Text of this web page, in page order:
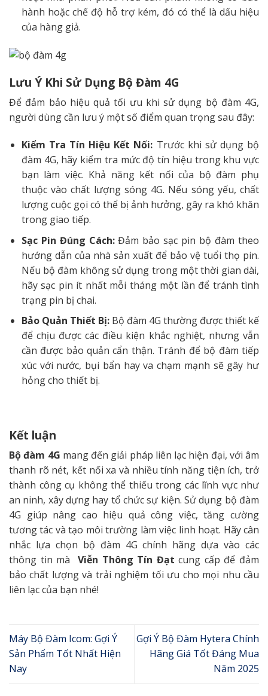
hành hoặc chế độ hỗ trợ kém, đó có thể là dấu hiệu
của hàng giả.
Lưu Ý Khi Sử Dụng Bộ Đàm 4G
Để đảm bảo hiệu quả tối ưu khi sử dụng bộ đàm 4G,
người dùng cần lưu ý một số điểm quan trọng sau đây:
Kiểm Tra Tín Hiệu Kết Nối: Trước khi sử dụng bộ
đàm 4G, hãy kiểm tra mức độ tín hiệu trong khu vực
bạn làm việc. Khả năng kết nối của bộ đàm phụ
thuộc vào chất lượng sóng 4G. Nếu sóng yếu, chất
lượng cuộc gọi có thể bị ảnh hưởng, gây ra khó khăn
trong giao tiếp.
Sạc Pin Đúng Cách:Đảm bảo sạc pin bộ đàm theo
hướng dẫn của nhà sản xuất để bảo vệ tuổi thọ pin.
Nếu bộ đàm không sử dụng trong một thời gian dài,
hãy sạc pin ít nhất mỗi tháng một lần để tránh tình
trạng pin bị chai.
Bảo Quản Thiết Bị:Bộ đàm 4G thường được thiết kế
để chịu được các điều kiện khắc nghiệt, nhưng vẫn
cần được bảo quản cẩn thận. Tránh để bộ đàm tiếp
xúc với nước, bụi bẩn hay va chạm mạnh sẽ gây hư
hỏng cho thiết bị.
Kết luận
Bộ đàm 4G mang đến giải pháp liên lạc hiện đại, với âm
thanh rõ nét, kết nối xa và nhiều tính năng tiện ích, trở
thành công cụ không thể thiếu trong các lĩnh vực như
an ninh, xây dựng hay tổ chức sự kiện. Sử dụng bộ đàm
4G giúp nâng cao hiệu quả công việc, tăng cường
tương tác và tạo môi trường làm việc linh hoạt. Hãy cân
nhắc lựa chọn bộ đàm 4G chính hãng dựa vào các
thông tin màViễn Thông Tín Đạtcung cấp để đảm
bảo chất lượng và trải nghiệm tối ưu cho mọi nhu cầu
liên lạc của bạn nhé!
Máy Bộ Đàm Icom: Gợi Ý
Sản Phẩm Tốt Nhất Hiện
Nay
Gợi Ý Bộ Đàm Hytera Chính
Hãng Giá Tốt Đáng Mua
Năm 2025